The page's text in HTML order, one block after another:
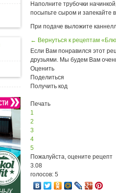
Наполните трубочки
посыпьте сыром и запекайте
При подаче выложите
← Вернуться к рецептам
Если Вам понравился этот
друзьями. Мы будем Вам
Оценить
Поделиться
Получить код
Печать
1
2
3
4
5
Пожалуйста, оцените рецепт
3.08
голосов: 5